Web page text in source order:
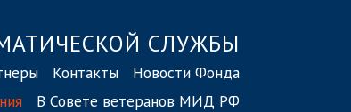
СЛУЖБЫ
Контакты
Новости Фонда
В Совете ветеранов МИД РФ